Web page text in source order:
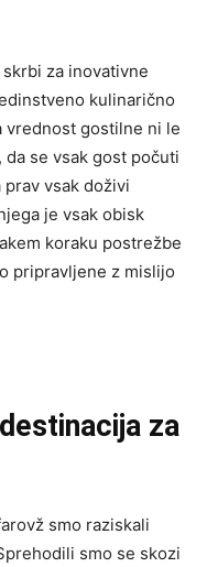
za inovativne
kulinarično
vrednost gostilne ni le
se vsak gost počuti
vsak doživi
je vsak obisk
koraku postrežbe
pripravljene z mislijo
za
smo raziskali
smo se skozi